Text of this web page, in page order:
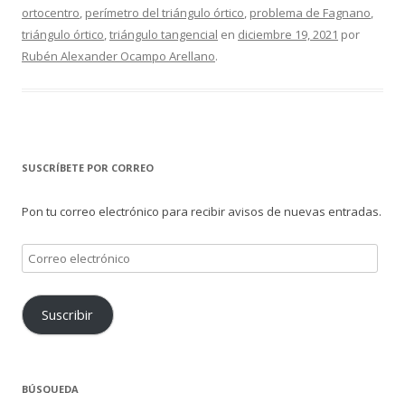
ortocentro, perímetro del triángulo órtico, problema de Fagnano,
triángulo órtico,triángulo tangencial en diciembre 19, 2021 por
Rubén Alexander Ocampo Arellano.
SUSCRÍBETE POR CORREO
Pon tu correo electrónico para recibir avisos de nuevas entradas.
Correo
electrónico
Suscribir
BÚSQUEDA